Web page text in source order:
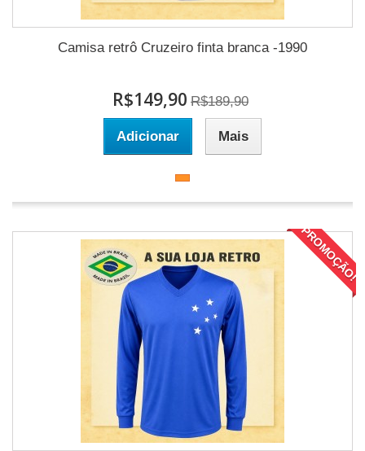
Camisa retrô Cruzeiro finta branca -1990
R$149,90 R$189,90
Adicionar Mais
PROMOÇÃO!